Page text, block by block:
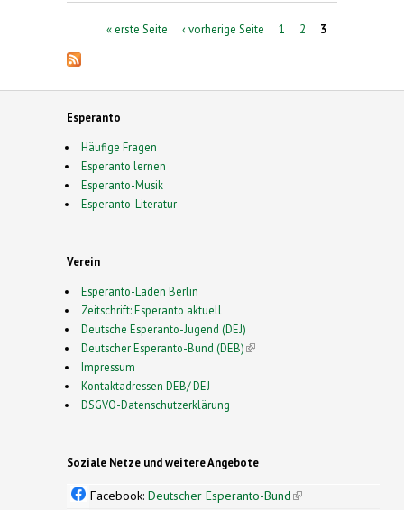
Seiten« erste Seite ‹ vorherige Seite 1 2 3
Esperanto
Häufige Fragen
Esperanto lernen
Esperanto-Musik
Esperanto-Literatur
Verein
Esperanto-Laden Berlin
Zeitschrift: Esperanto aktuell
Deutsche Esperanto-Jugend (DEJ)
Deutscher Esperanto-Bund (DEB)(link is external)
Impressum
Kontaktadressen DEB/ DEJ
DSGVO-Datenschutzerklärung
Soziale Netze und weitere Angebote
Facebook: Deutscher Esperanto-Bund(link is